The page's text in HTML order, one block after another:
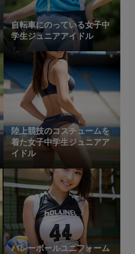
自転車にのっている女子中
学生ジュニアアイドル
陸上競技のコスチュームを
着た女子中学生ジュニアア
イドル
バレーボールユニフォーム